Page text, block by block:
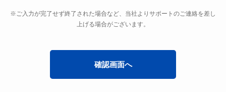
※ご入力が完了せず終了された場合など、当社よりサポートのご連絡を差し
上げる場合がございます。